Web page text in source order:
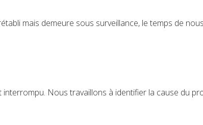
mais demeure sous surveillance, le temps de
interrompu. Nous travaillons à identifier la cause du